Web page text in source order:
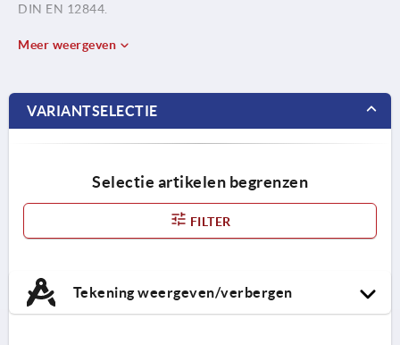
DIN EN 12844.
Staaldelen rvs $s14305..
Meer weergeven
VARIANTSELECTIE
Selectie artikelen begrenzen
FILTER
Tekening weergeven/verbergen